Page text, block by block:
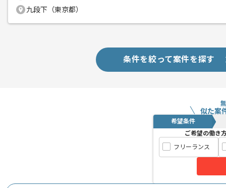
九段下（東京都）
条件を絞って案件を探す
似た案
希望条件
ご希望の働き
フリーランス